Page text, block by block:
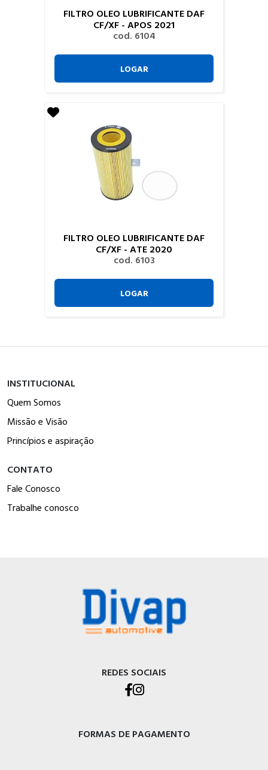
FILTRO OLEO LUBRIFICANTE DAF
CF/XF - APOS 2021
cod. 6104
LOGAR
FILTRO OLEO LUBRIFICANTE DAF
CF/XF - ATE 2020
cod. 6103
LOGAR
INSTITUCIONAL
Quem Somos
Missão e Visão
Princípios e aspiração
CONTATO
Fale Conosco
Trabalhe conosco
REDES SOCIAIS
FORMAS DE PAGAMENTO